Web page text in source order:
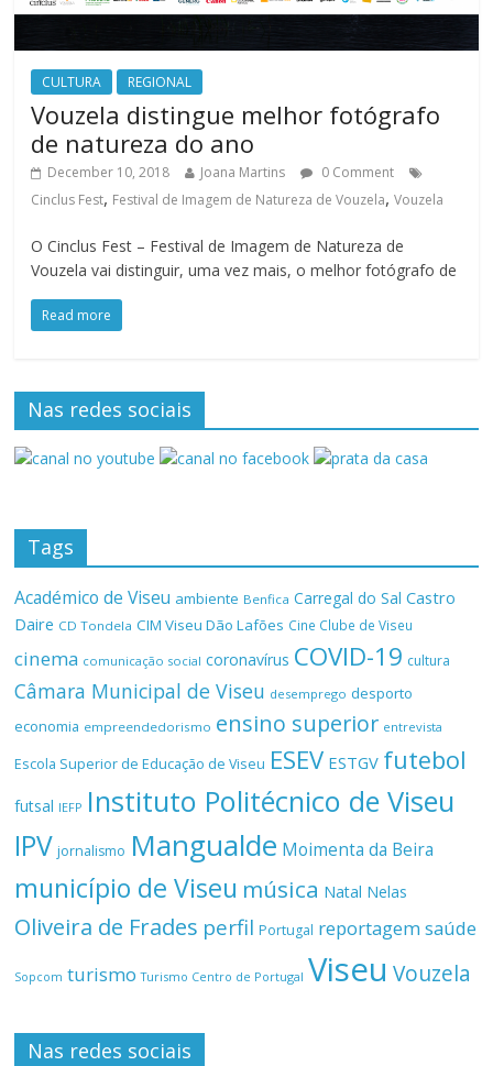
CULTURA REGIONAL
Vouzela distingue melhor fotógrafo
de natureza do ano
December 10, 2018 Joana Martins
0 Comment
Cinclus Fest, Festival de Imagem de Natureza de Vouzela,Vouzela
O Cinclus Fest – Festival de Imagem de Natureza de
Vouzela vai distinguir, uma vez mais, o melhor fotógrafo de
Read more
Nas redes sociais
Tags
Académico de Viseu ambiente Benfica Carregal do Sal Castro
Daire CD Tondela CIM Viseu Dão Lafões Cine Clube de Viseu
cinema comunicação social coronavírus COVID-19 cultura
Câmara Municipal de Viseu desemprego desporto
economia empreendedorismo ensino superior entrevista
Escola Superior de Educação de Viseu ESEV ESTGV futebol
futsal IEFP Instituto Politécnico de Viseu
IPV jornalismo Mangualde Moimenta da Beira
município de Viseu música Natal Nelas
Oliveira de Frades perfil Portugal reportagemsaúde
Sopcom turismo Turismo Centro de Portugal Viseu Vouzela
Nas redes sociais